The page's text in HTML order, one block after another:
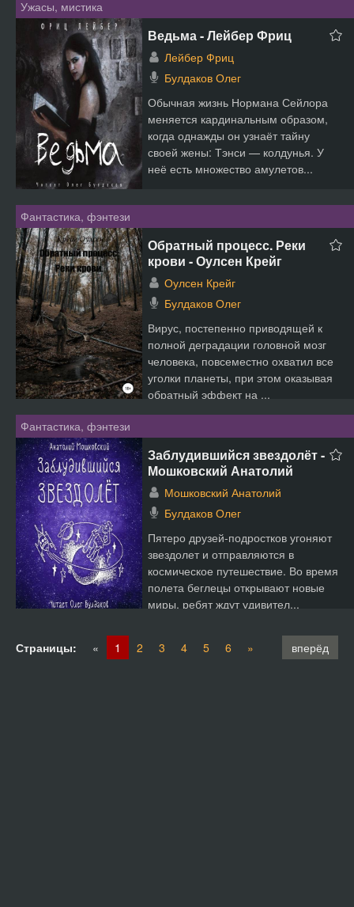
Ужасы, мистика
Ведьма - Лейбер Фриц
Лейбер Фриц
Булдаков Олег
Обычная жизнь Нормана Сейлора
меняется кардинальным образом,
когда однажды он узнаёт тайну
своей жены: Тэнси — колдунья. У
неё есть множество амулетов...
Фантастика, фэнтези
Обратный процесс. Реки
крови - Оулсен Крейг
Оулсен Крейг
Булдаков Олег
Вирус, постепенно приводящей к
полной деградации головной мозг
человека, повсеместно охватил все
уголки планеты, при этом оказывая
обратный эффект на ...
Фантастика, фэнтези
Заблудившийся звездолёт -
Мошковский Анатолий
Мошковский Анатолий
Булдаков Олег
Пятеро друзей-подростков угоняют
звездолет и отправляются в
космическое путешествие. Во время
полета беглецы открывают новые
миры, ребят ждут удивител...
вперёд
Страницы: « 1 2 3 4 5 6 »